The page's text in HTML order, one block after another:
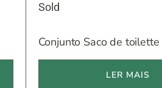
Sold
Conjunto Saco de
LER MAIS